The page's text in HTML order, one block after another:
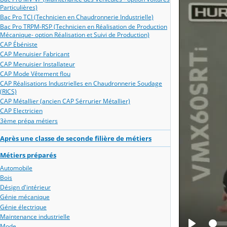
Particulières)
Bac Pro TCI (Technicien en Chaudronnerie Industrielle)
Bac Pro TRPM-RSP (Technicien en Réalisation de Production
Mécanique- option Réalisation et Suivi de Production)
CAP Ébéniste
CAP Menuisier Fabricant
CAP Menuisier Installateur
CAP Mode Vêtement flou
CAP Réalisations Industrielles en Chaudronnerie Soudage
(RICS)
CAP Métallier (ancien CAP Sérrurier Métallier)
CAP Electricien
3ème prépa métiers
Après une classe de seconde filière de métiers
Métiers préparés
Automobile
Bois
Désign d'intérieur
Génie mécanique
Génie électrique
Maintenance industrielle